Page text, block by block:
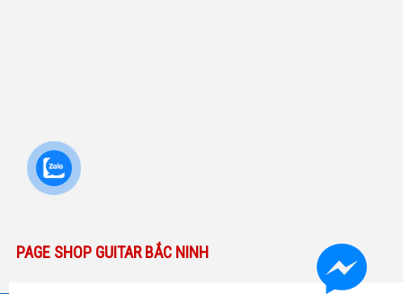
PAGE SHOP GUITAR BẮC NINH